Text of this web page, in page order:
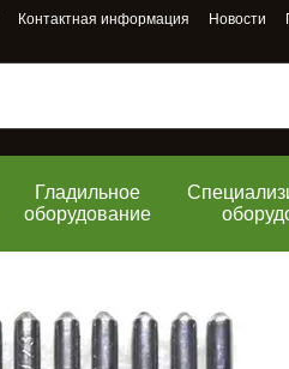
Контактная информация Новости
Гладильное
оборудование